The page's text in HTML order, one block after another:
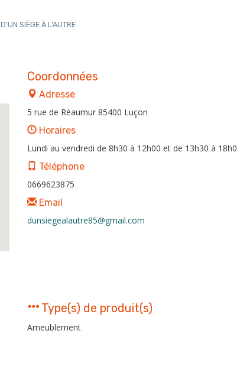
D’UN SIÈGE À L’AUTRE
Coordonnées
Adresse
5 rue de Réaumur 85400 Luçon
Horaires
Lundi au vendredi de 8h30 à 12h00 et de 13h30 à
Téléphone
0669623875
Email
dunsiegealautre85@gmail.com
Type(s) de produit(s)
Ameublement